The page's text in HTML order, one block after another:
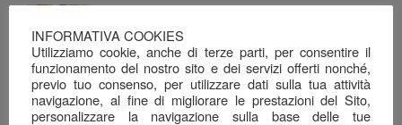
4 Luglio 2026
Chiuso per Ferie
4 Luglio 2026
INFORMATIVA COOKIES
Utilizziamo cookie, anche di terze parti, per consentire il
funzionamento del nostro sito e dei servizi offerti nonché,
previo tuo consenso, per utilizzare dati sulla tua attività
navigazione, al fine di migliorare le prestazioni del Sito,
personalizzare la navigazione sulla base delle tue